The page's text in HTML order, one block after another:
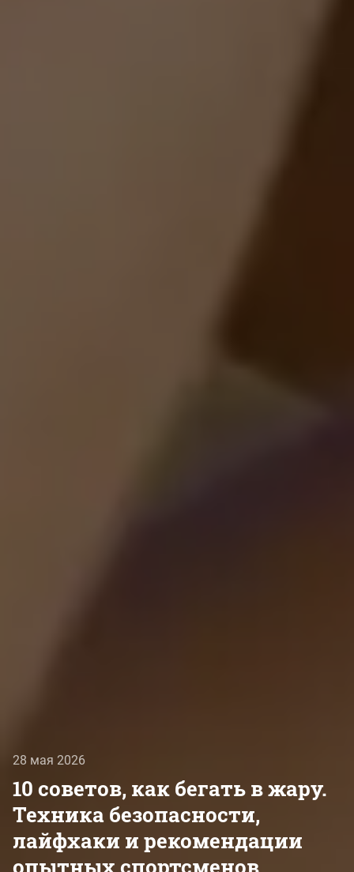
28 мая 2026
10 советов, как бегать в жару.
Техника безопасности,
лайфхаки и рекомендации
опытных спортсменов